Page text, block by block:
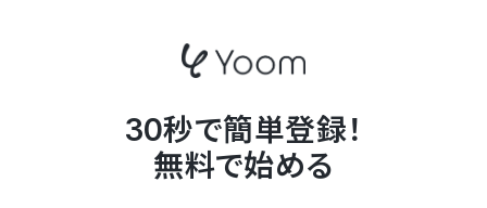
30秒で簡単登録！
無料で始める